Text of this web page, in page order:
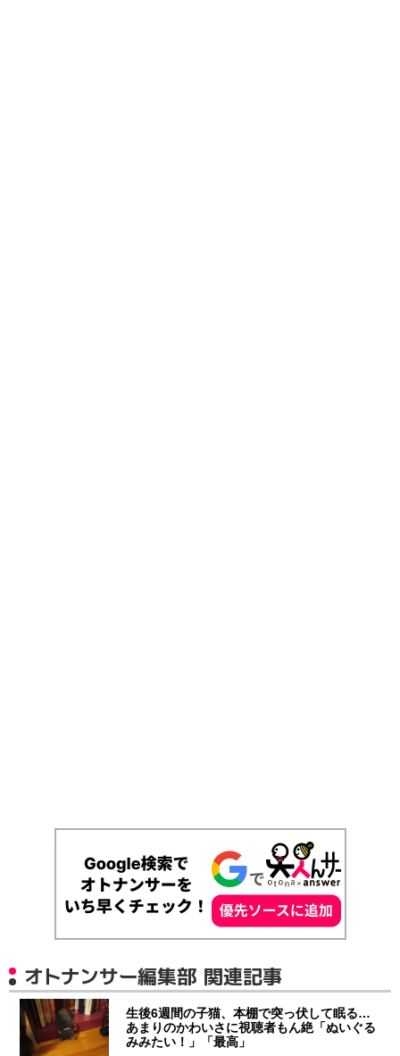
オトナンサー編集部 関連記事
生後6週間の子猫、本棚で突っ伏して眠る…
あまりのかわいさに視聴者もん絶「ぬいぐる
みみたい！」「最高」